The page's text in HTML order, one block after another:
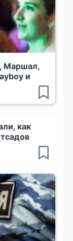
Маршал,
и
как